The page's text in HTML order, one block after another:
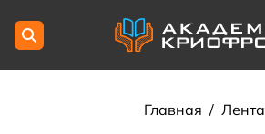
Главная / Лента